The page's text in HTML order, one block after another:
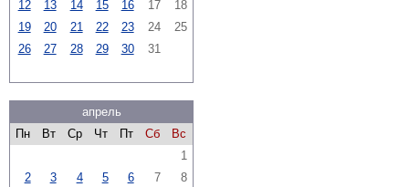
12
13 14 15 16 17
18
19
20 21 22 23 24
25
26
27 28 29 30 31
апрель
Пн
Вт Ср Чт Пт Сб
Вс
1
2
3 4 5 6 7
8